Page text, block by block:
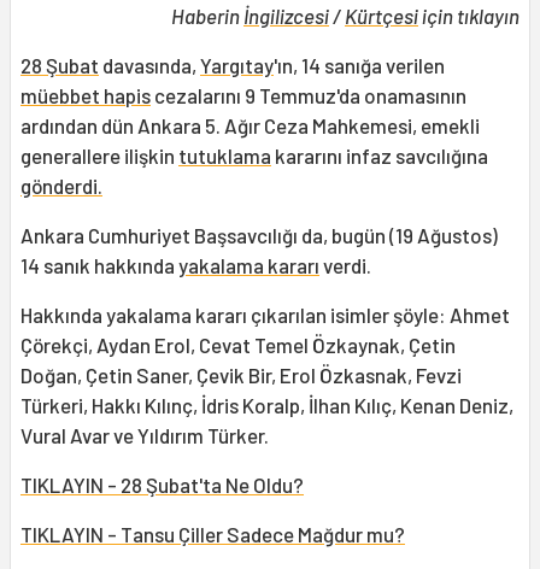
Haberin İngilizcesi/ Kürtçesiiçin tıklayın
28 Şubat davasında, Yargıtay'ın, 14 sanığa verilen
müebbet hapis cezalarını 9 Temmuz'da onamasının
ardından dün Ankara 5. Ağır Ceza Mahkemesi, emekli
generallere ilişkin tutuklama kararını infaz savcılığına
gönderdi.
Ankara Cumhuriyet Başsavcılığı da, bugün (19 Ağustos)
14 sanık hakkında yakalama kararı verdi.
Hakkında yakalama kararı çıkarılan isimler şöyle: Ahmet
Çörekçi, Aydan Erol, Cevat Temel Özkaynak, Çetin
Doğan, Çetin Saner, Çevik Bir, Erol Özkasnak, Fevzi
Türkeri, Hakkı Kılınç, İdris Koralp, İlhan Kılıç, Kenan Deniz,
Vural Avar ve Yıldırım Türker.
TIKLAYIN - 28 Şubat'ta Ne Oldu?
TIKLAYIN - Tansu Çiller Sadece Mağdur mu?